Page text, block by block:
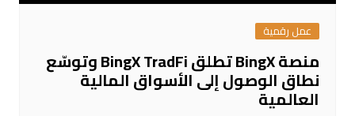
عمل رقمية
منصة BingX تطلق BingX TradFi وتوسّع
نطاق الوصول إلى الأسواق المالية
العالمية